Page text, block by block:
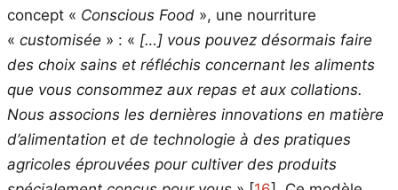
concept « Conscious Food », une nourriture
« customisée » : « […] vous pouvez désormais faire
des choix sains et réfléchis concernant les aliments
que vous consommez aux repas et aux collations.
Nous associons les dernières innovations en matière
d’alimentation et de technologie à des pratiques
agricoles éprouvées pour cultiver des produits